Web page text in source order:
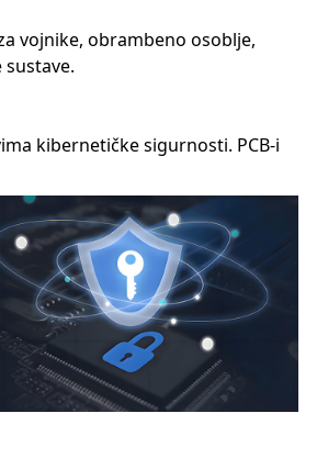
vojnike, obrambeno osoblje,
kibernetičke sigurnosti. PCB-i